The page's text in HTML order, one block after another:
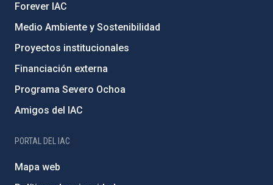
Forever IAC
Medio Ambiente y Sostenibilidad
Proyectos institucionales
Financiación externa
Programa Severo Ochoa
Amigos del IAC
PORTAL DEL IAC
Mapa web